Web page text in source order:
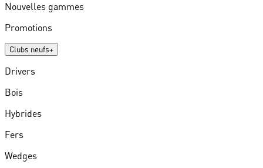
Nouvelles gammes
Promotions
Clubs neufs+
Drivers
Bois
Hybrides
Fers
Wedges